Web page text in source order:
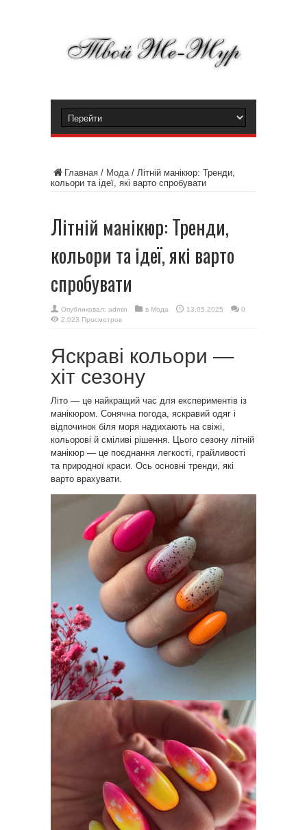
Главная / Мода/ Літній манікюр: Тренди,
кольори та ідеї, які варто спробувати
Літній манікюр: Тренди,
кольори та ідеї, які варто
спробувати
Опубликовал: admin в Мода 13.05.2025
0
2,023 Просмотров
Яскраві кольори —
хіт сезону
Літо — це найкращий час для експериментів із
манікюром. Сонячна погода, яскравий одяг і
відпочинок біля моря надихають на свіжі,
кольорові й сміливі рішення. Цього сезону літній
манікюр — це поєднання легкості, грайливості
та природної краси. Ось основні тренди, які
варто врахувати.